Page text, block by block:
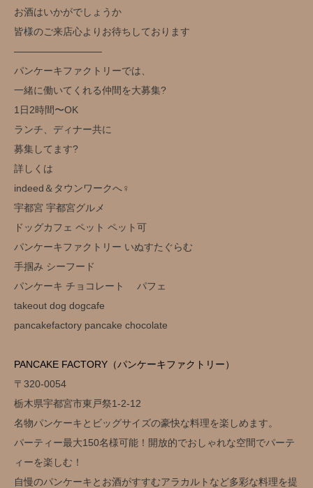
お酒はいかがでしょうか️
皆様のご来店心よりお待ちしております
—————————
パンケーキファクトリーでは、
一緒に働いてくれる仲間を大募集?
1日2時間〜OK
ランチ、ディナー共に
募集してます?
詳しくは
indeed＆タウンワークへ‍♀️
宇都宮 宇都宮グルメ
ドッグカフェ ペット ペット可
パンケーキファクトリー いぬすたぐらむ
手掴み シーフード
パンケーキ チョコレート パフェ
takeout dog dogcafe
pancakefactory pancake chocolate
PANCAKE FACTORY（パンケーキファクトリー）
〒320-0054
栃木県宇都宮市東戸祭1-2-12
名物パンケーキとビッグサイズの豪快な料理を楽しめます。
パーティー最大150名様可能！開放的でおしゃれな空間でパーテ
ィーを楽しむ！
自慢のパンケーキとお酒がすすむアラカルトなど多彩な料理を提